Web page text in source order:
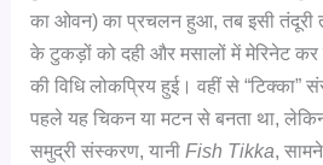
का ओवन) का प्रचलन हुआ, तब इसी
के टुकड़ों को दही और मसालों में मेरिनेट
की विधि लोकप्रिय हुई। वहीं से
पहले यह चिकन या मटन से बनता था,
समुद्री संस्करण, यानीFish Tikka,